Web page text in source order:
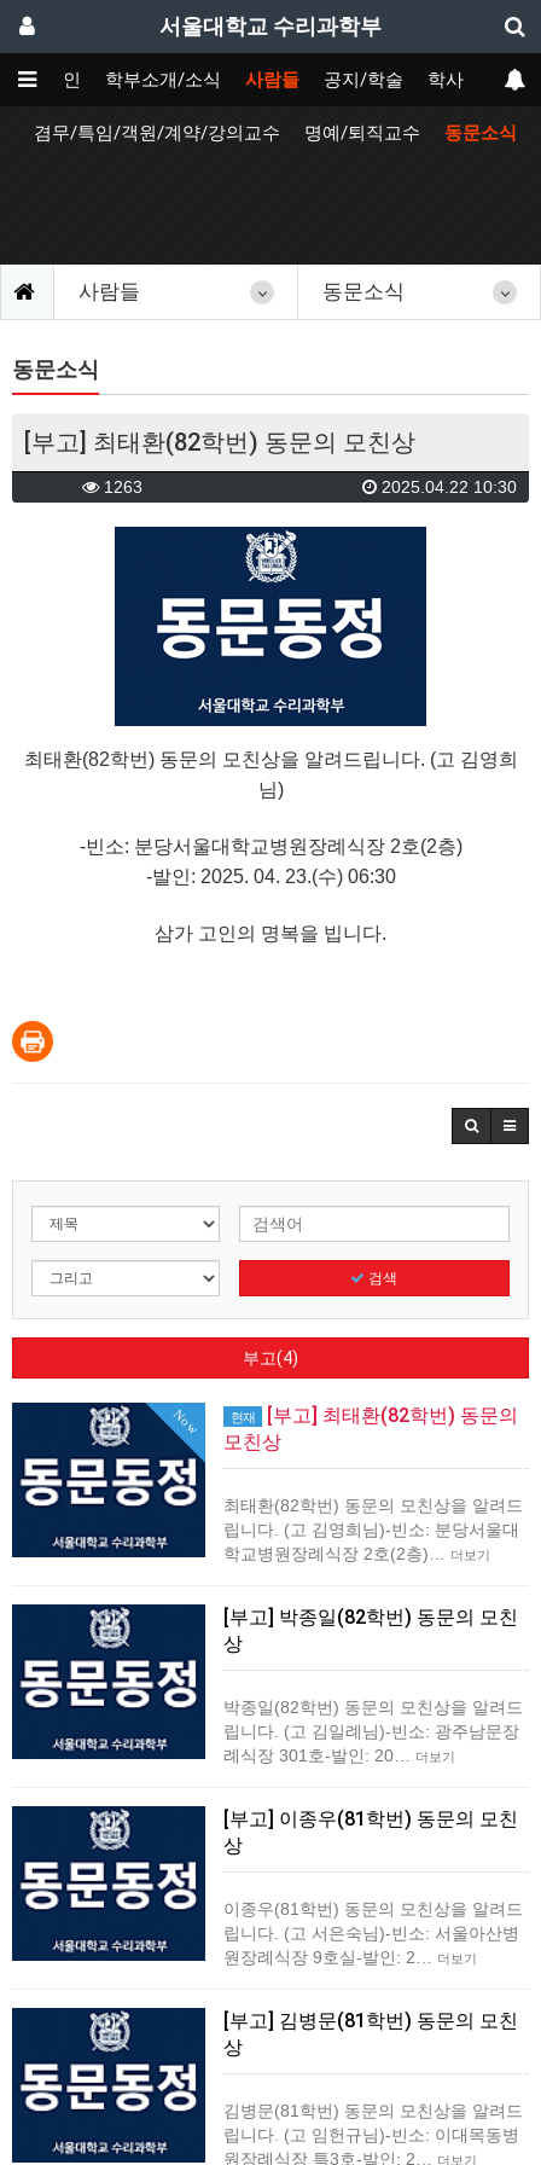
서울대학교 수리과학부
메인 학부소개/소식 사람들 공지/학술 학사
겸무/특임/객원/계약/강의교수 명예/퇴직교수 동문소식
사람들 동문소식
동문소식
[부고] 최태환(82학번) 동문의 모친상
1263 2025.04.22 10:30
최태환(82학번) 동문의 모친상을 알려드립니다. (고 김영희
님)
-빈소: 분당서울대학교병원장례식장 2호(2층)
-발인: 2025. 04. 23.(수) 06:30
삼가 고인의 명복을 빕니다.
검색
부고(4)
Now 현재
[부고] 최태환(82학번) 동문의
모친상
최태환(82학번) 동문의 모친상을 알려드
립니다. (고 김영희님)-빈소: 분당서울대
학교병원장례식장 2호(2층)…
더보기
[부고] 박종일(82학번) 동문의 모친
상
박종일(82학번) 동문의 모친상을 알려드
립니다. (고 김일례님)-빈소: 광주남문장
례식장 301호-발인: 20…
더보기
[부고] 이종우(81학번) 동문의 모친
상
이종우(81학번) 동문의 모친상을 알려드
립니다. (고 서은숙님)-빈소: 서울아산병
원장례식장 9호실-발인: 2…
더보기
[부고] 김병문(81학번) 동문의 모친
상
김병문(81학번) 동문의 모친상을 알려드
립니다. (고 임헌규님)-빈소: 이대목동병
원장례식장 특3호-발인: 2…
더보기